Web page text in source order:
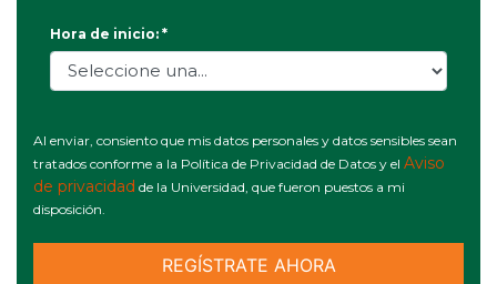
Hora de inicio: *
Al enviar, consiento que mis datos personales y datos sensibles sean
tratados conforme a la Política de Privacidad de Datos y el Aviso
de privacidad de la Universidad, que fueron puestos a mi
disposición.